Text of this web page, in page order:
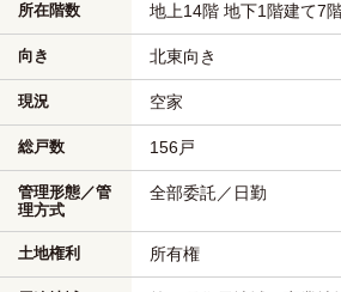
所在階数 地上14階 地下1階建て7
向き 北東向き
現況 空家
総戸数 156戸
管理形態／管
理方式
全部委託／日勤
土地権利 所有権